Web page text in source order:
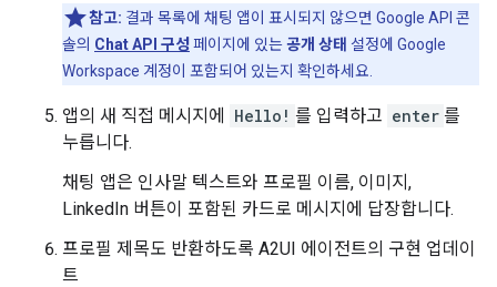
참고: 결과 목록에 채팅 앱이 표시되지 않으면 Google API 콘
솔의 Chat API 구성페이지에 있는공개 상태 설정에 Google
Workspace 계정이 포함되어 있는지 확인하세요.
앱의 새 직접 메시지에 Hello! 를 입력하고 enter 를
누릅니다.
채팅 앱은 인사말 텍스트와 프로필 이름, 이미지,
LinkedIn 버튼이 포함된 카드로 메시지에 답장합니다.
프로필 제목도 반환하도록 A2UI 에이전트의 구현 업데이
트